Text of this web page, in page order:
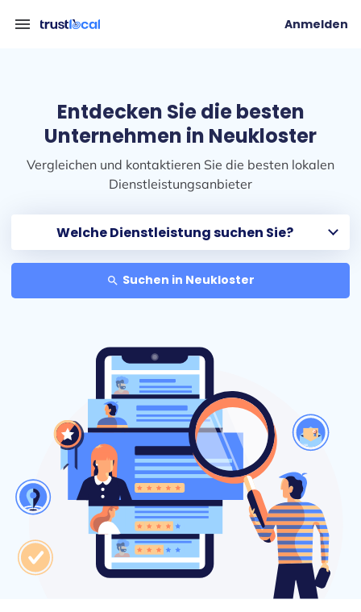
menu Anmelden
Entdecken Sie die besten
Unternehmen in Neukloster
Vergleichen und kontaktieren Sie die besten lokalen
Dienstleistungsanbieter
search Suchen in Neukloster